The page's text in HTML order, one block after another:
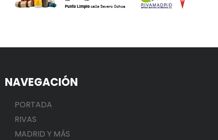
NAVEGACIÓN
PORTADA
RIVAS
MADRID Y MÁS